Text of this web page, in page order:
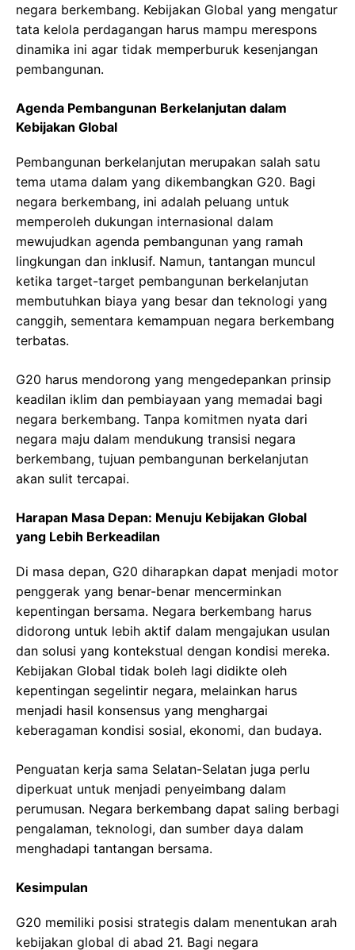
negara berkembang. Kebijakan Global yang mengatur
tata kelola perdagangan harus mampu merespons
dinamika ini agar tidak memperburuk kesenjangan
pembangunan.
Agenda Pembangunan Berkelanjutan dalam
Kebijakan Global
Pembangunan berkelanjutan merupakan salah satu
tema utama dalam yang dikembangkan G20. Bagi
negara berkembang, ini adalah peluang untuk
memperoleh dukungan internasional dalam
mewujudkan agenda pembangunan yang ramah
lingkungan dan inklusif. Namun, tantangan muncul
ketika target-target pembangunan berkelanjutan
membutuhkan biaya yang besar dan teknologi yang
canggih, sementara kemampuan negara berkembang
terbatas.
G20 harus mendorong yang mengedepankan prinsip
keadilan iklim dan pembiayaan yang memadai bagi
negara berkembang. Tanpa komitmen nyata dari
negara maju dalam mendukung transisi negara
berkembang, tujuan pembangunan berkelanjutan
akan sulit tercapai.
Harapan Masa Depan: Menuju Kebijakan Global
yang Lebih Berkeadilan
Di masa depan, G20 diharapkan dapat menjadi motor
penggerak yang benar-benar mencerminkan
kepentingan bersama. Negara berkembang harus
didorong untuk lebih aktif dalam mengajukan usulan
dan solusi yang kontekstual dengan kondisi mereka.
Kebijakan Global tidak boleh lagi didikte oleh
kepentingan segelintir negara, melainkan harus
menjadi hasil konsensus yang menghargai
keberagaman kondisi sosial, ekonomi, dan budaya.
Penguatan kerja sama Selatan-Selatan juga perlu
diperkuat untuk menjadi penyeimbang dalam
perumusan. Negara berkembang dapat saling berbagi
pengalaman, teknologi, dan sumber daya dalam
menghadapi tantangan bersama.
Kesimpulan
G20 memiliki posisi strategis dalam menentukan arah
kebijakan global di abad 21. Bagi negara